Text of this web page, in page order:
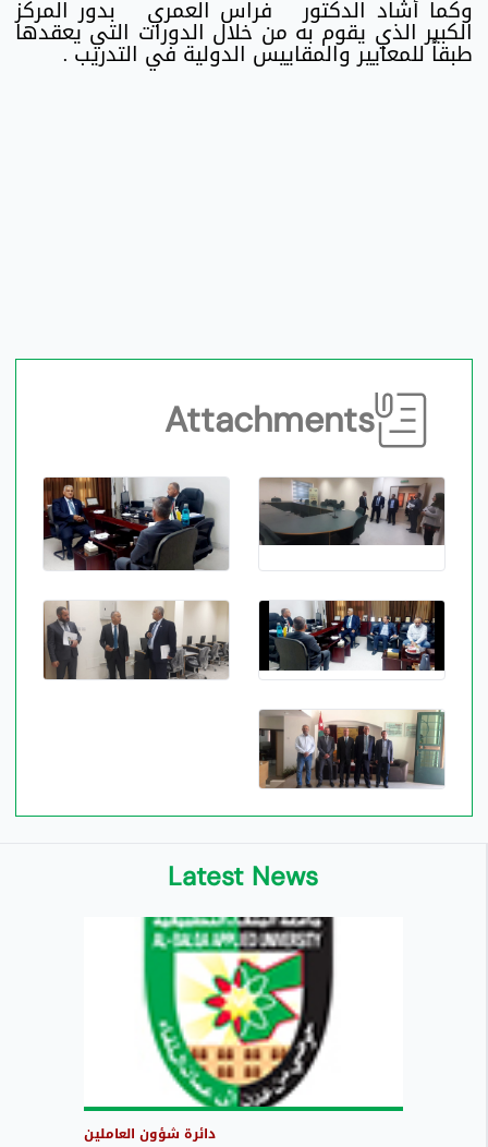
وكما أشاد الدكتور فراس العمري بدور المركز
الكبير الذي يقوم به من خلال الدورات التي يعقدها
طبقاً للمعايير والمقاييس الدولية في التدريب .
Attachments
Latest News
دائرة شؤون العاملين